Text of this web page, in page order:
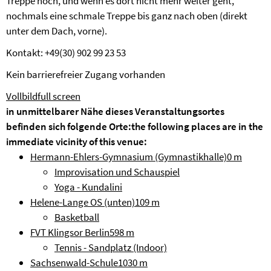
nochmals eine schmale Treppe bis ganz nach oben (direkt
unter dem Dach, vorne).
Kontakt: +49(30) 902 99 23 53
Kein barrierefreier Zugang vorhanden
Vollbildfull screen
in unmittelbarer Nähe dieses Veranstaltungsortes
befinden sich folgende Orte:the following places are in the
immediate vicinity of this venue:
Hermann-Ehlers-Gymnasium (Gymnastikhalle)0 m
Improvisation und Schauspiel
Yoga - Kundalini
Helene-Lange OS (unten)109 m
Basketball
FVT Klingsor Berlin598 m
Tennis - Sandplatz (Indoor)
Sachsenwald-Schule1030 m